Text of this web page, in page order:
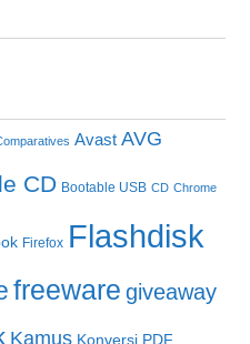
Avast AVG
CD Bootable USB CD Chrome
Firefox Flashdisk
freeware giveaway
Kamus Konversi PDF